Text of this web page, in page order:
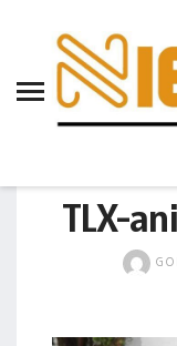
TLX-
aamtlax
abanderamiento
abogadas